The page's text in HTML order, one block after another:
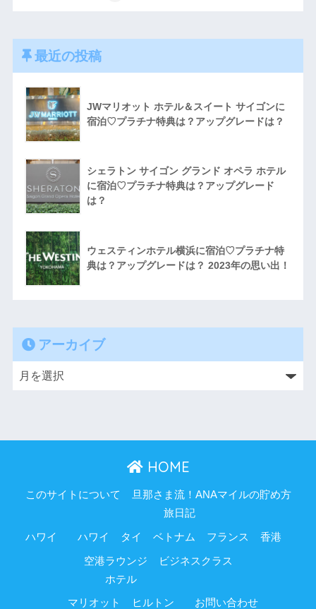
最近の投稿
JWマリオット ホテル＆スイート サイゴンに
宿泊♡プラチナ特典は？アップグレードは？
シェラトン サイゴン グランド オペラ ホテル
に宿泊♡プラチナ特典は？アップグレード
は？
ウェスティンホテル横浜に宿泊♡プラチナ特
典は？アップグレードは？ 2023年の思い出！
アーカイブ
HOME
このサイトについて 旦那さま流！ANAマイルの貯め方
ハワイ
旅日記
ハワイ タイ ベトナム フランス 香港
空港ラウンジ
ビジネスクラス
ホテル
マリオット ヒルトン お問い合わせ